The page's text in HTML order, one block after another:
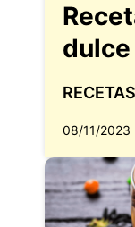
dulce
RECETAS
08/11/2023